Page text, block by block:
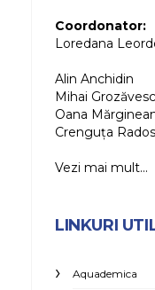
Coordonator:
Loredana
Alin Anchidin
Mihai
Oana
Crenguța
Vezi mai mult...
LINKURI
Aquademica